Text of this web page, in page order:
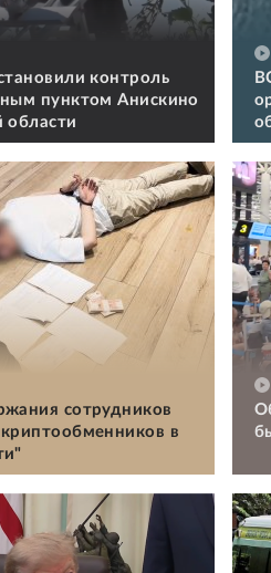
контроль
пунктом Анискино
области
сотрудников
в